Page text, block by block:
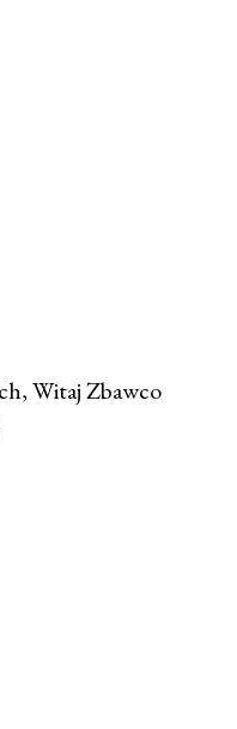
Witaj Zbawco